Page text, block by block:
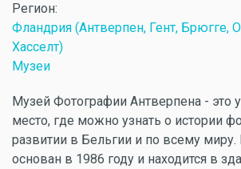
Регион:
Фландрия (Антверпен, Гент, Брюгге,
Хасселт)
Музеи
Музей Фотографии Антверпена - это
место, где можно узнать о истории
развитии в Бельгии и по всему
основан в 1986 году и находится в